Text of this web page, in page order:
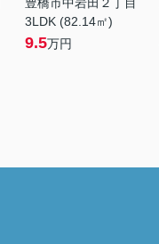
3LDK (82.14㎡)
9.5万円